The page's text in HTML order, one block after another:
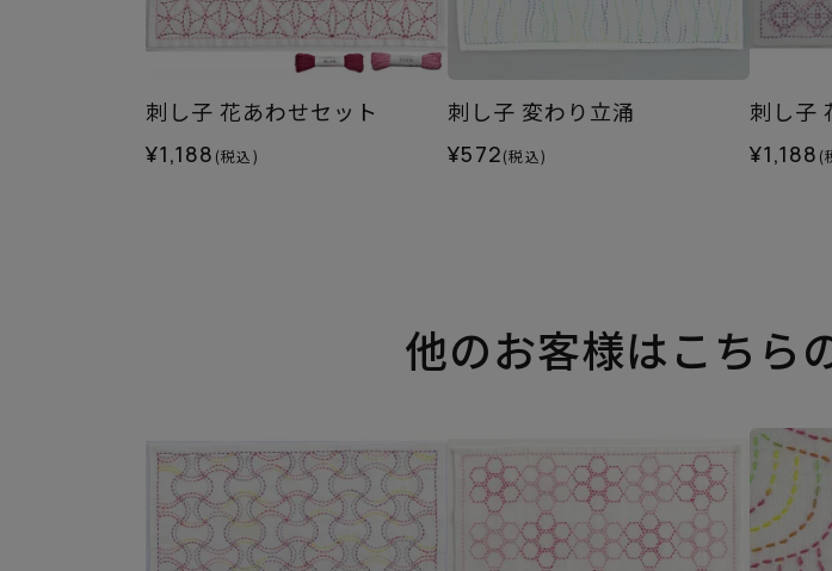
刺し子 花あわせセット
¥1,188 (税込)
刺し子 変わり立涌
¥572(税込)
刺し子
¥1,188 (
他のお客様はこちら